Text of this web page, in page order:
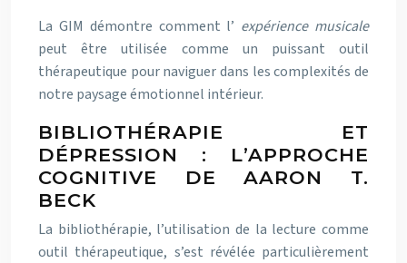
La GIM démontre comment l’ expérience musicale
peut être utilisée comme un puissant outil
thérapeutique pour naviguer dans les complexités de
notre paysage émotionnel intérieur.
BIBLIOTHÉRAPIE ET
DÉPRESSION : L’APPROCHE
COGNITIVE DE AARON T.
BECK
La bibliothérapie, l’utilisation de la lecture comme
outil thérapeutique, s’est révélée particulièrement